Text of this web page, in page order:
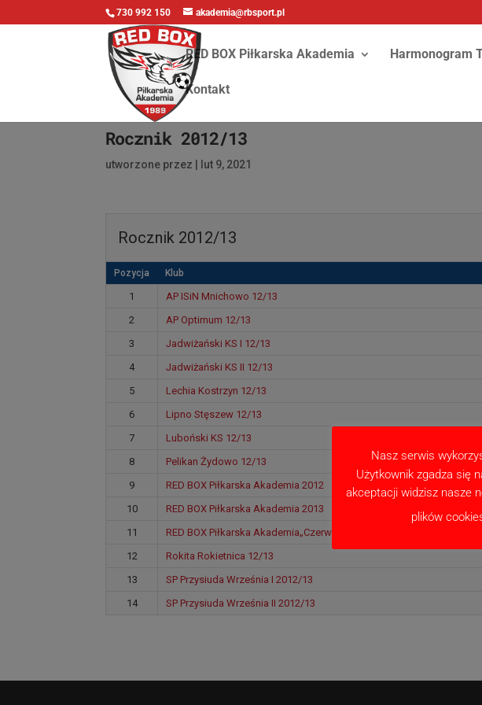
730 992 150 akademia@rbsport.pl
RED BOX Piłkarska Akademia Harmonogram
Kontakt
Rocznik 2012/13
utworzone przez lut 9, 2021
Rocznik 2012/13
Pozycja Klub
1
AP ISiN Mnichowo 12/13
2
AP Optimum 12/13
3
Jadwiżański KS I 12/13
4
Jadwiżański KS II 12/13
5
Lechia Kostrzyn 12/13
6
Lipno Stęszew 12/13
7
Luboński KS 12/13
8
Pelikan Żydowo 12/13
9
RED BOX Piłkarska Akademia 2012
10
RED BOX Piłkarska Akademia 2013
11
RED BOX Piłkarska Akademia„Czerwoni” 12/13
12
Rokita Rokietnica 12/13
13
SP Przysiuda Września I 2012/13
14
SP Przysiuda Września II 2012/13
Nasz serwis
Użytkownik zgadza się
akceptacji widzisz nasze
plików